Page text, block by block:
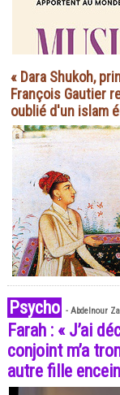
« Dara Shukoh,
François Gautier
oublié d'un islam
Psycho - Abdelnour
Farah : « J’ai
conjoint m’a
autre fille